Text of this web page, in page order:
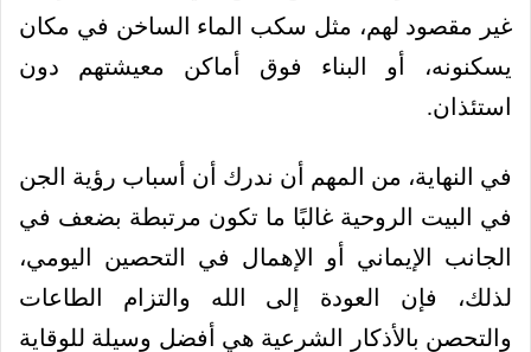
غير مقصود لهم، مثل سكب الماء الساخن في مكان
يسكنونه، أو البناء فوق أماكن معيشتهم دون
استئذان.
في النهاية، من المهم أن ندرك أن أسباب رؤية الجن
في البيت الروحية غالبًا ما تكون مرتبطة بضعف في
الجانب الإيماني أو الإهمال في التحصين اليومي،
لذلك، فإن العودة إلى الله والتزام الطاعات
والتحصن بالأذكار الشرعية هي أفضل وسيلة للوقاية